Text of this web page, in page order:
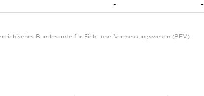
- -
Bundesamte für Eich- und Vermessungswesen (BEV)